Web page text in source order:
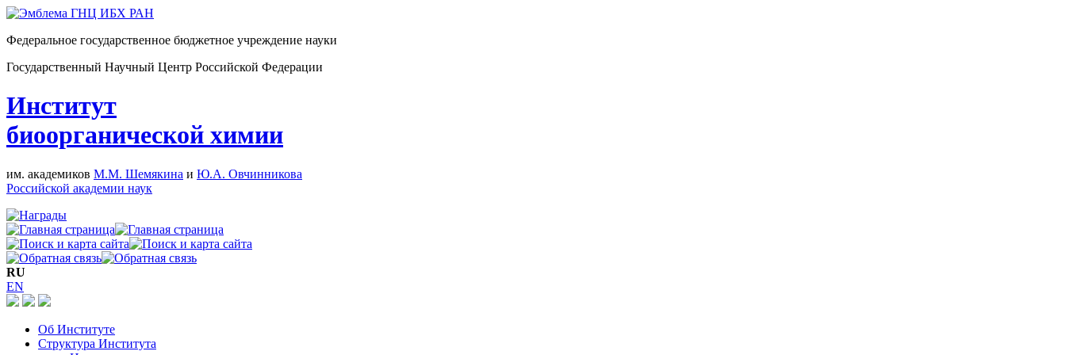
Федеральное государственное бюджетное учреждение науки
Государственный Научный Центр Российской Федерации
Институт
биоорганической химии
им. академиков М.М. Шемякина и Ю.А. Овчинникова
Российской академии наук
RU
EN
Об Институте
Структура Института